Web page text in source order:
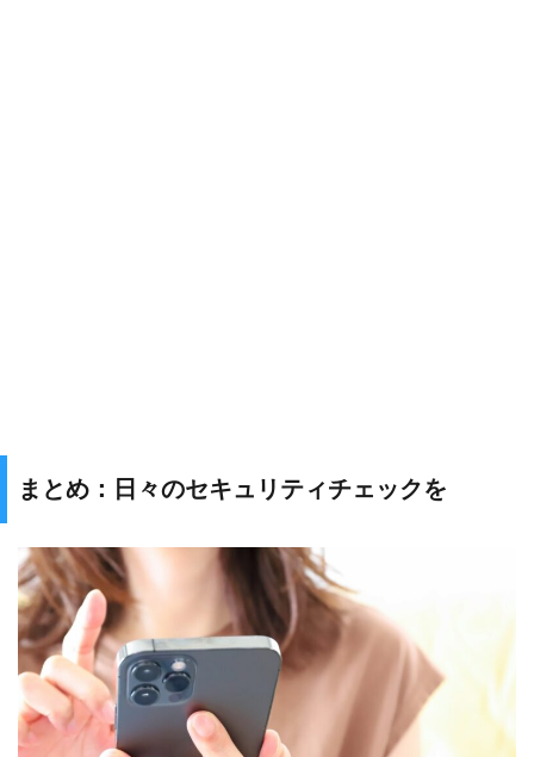
まとめ：日々のセキュリティチェックを